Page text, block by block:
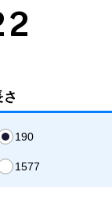
さ
190
1577